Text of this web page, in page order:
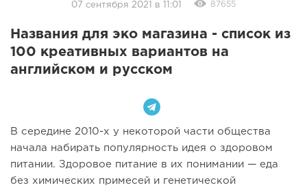
07 сентября 2021 в 11:01
87655
Названия для эко магазина - список из
100 креативных вариантов на
английском и русском
В середине 2010-х у некоторой части общества
начала набирать популярность идея о здоровом
питании. Здоровое питание в их понимании — еда
без химических примесей и генетической